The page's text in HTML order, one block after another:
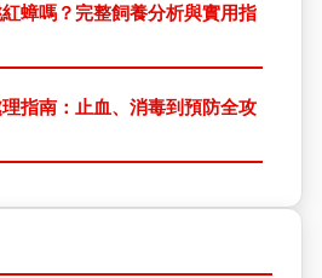
蟑嗎？完整飼養分析與實用指
指南：止血、消毒到預防全攻